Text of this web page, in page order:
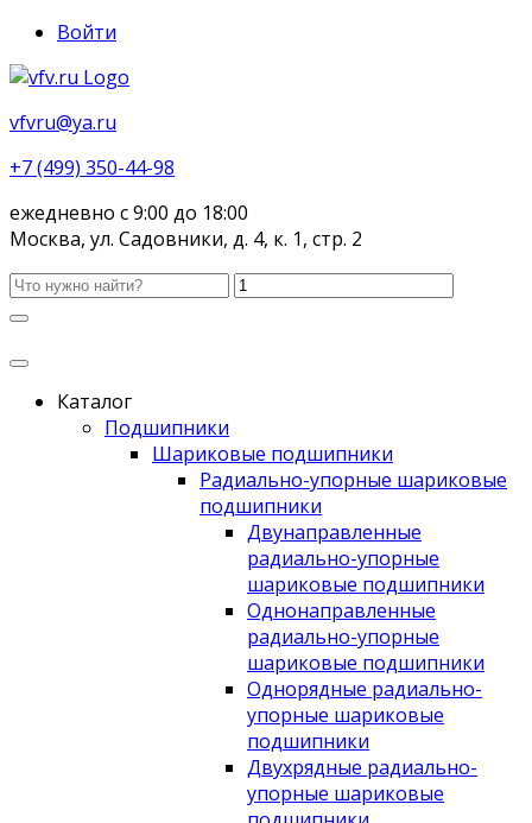
Войти
vfvru@ya.ru
+7 (499) 350-44-98
ежедневно с 9:00 до 18:00
Москва, ул. Садовники, д. 4, к. 1, стр. 2
Каталог
Подшипники
Шариковые подшипники
Радиально-упорные шариковые
подшипники
Двунаправленные
радиально-упорные
шариковые подшипники
Однонаправленные
радиально-упорные
шариковые подшипники
Однорядные радиально-
упорные шариковые
подшипники
Двухрядные радиально-
упорные шариковые